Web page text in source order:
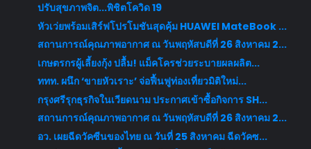
ปรับสุขภาพจิต...พิชิตโควิด 19
หัวเว่ยพร้อมเสิร์ฟโปรโมชันสุดคุ้ม HUAWEI MateBook ...
สถานการณ์คุณภาพอากาศ ณ วันพฤหัสบดีที่ 26 สิงหาคม 2...
เกษตรกรผู้เลี้ยงกุ้ง ปลื้ม! แม็คโครช่วยระบายผลผลิต...
ททท. ผนึก ‘ขายหัวเราะ’ จ่อฟื้นฟูท่องเที่ยวมิติใหม่...
กรุงศรีรุกธุรกิจในเวียดนาม ประกาศเข้าซื้อกิจการ SH...
สถานการณ์คุณภาพอากาศ ณ วันพฤหัสบดีที่ 26 สิงหาคม 2...
อว. เผยฉีดวัคซีนของไทย ณ วันที่ 25 สิงหาคม ฉีดวัคซ...